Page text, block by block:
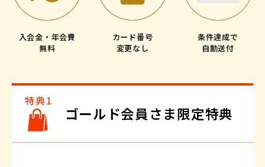
入会金・年会費
無料
カード番号
変更なし
条件達成で
自動送付
ゴールド会員さま限定特典